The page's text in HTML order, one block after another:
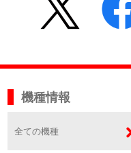
機種情報
全ての機種